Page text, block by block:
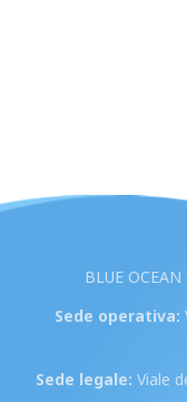
BLUE
Sede operativa:
Sede legale: Viale